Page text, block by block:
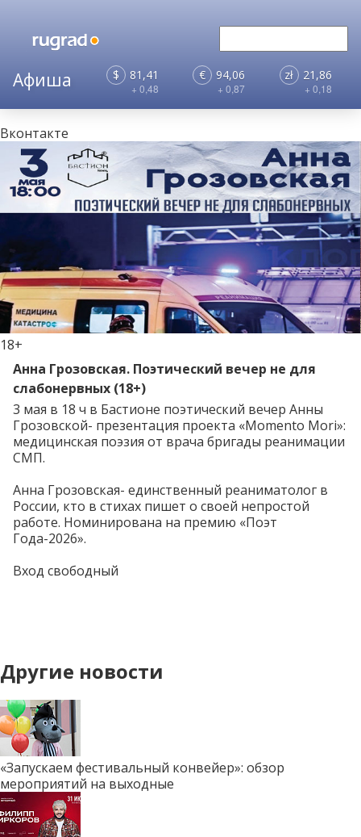
$ 81,41
+ 0,48
€ 94,06
+ 0,87
zł 21,86
+ 0,18
Анна Грозовская. Поэтический вечер не для
слабонервных (18+)
18+
Вконтакте
3 мая в 18 ч в Бастионе поэтический вечер Анны
Грозовской- презентация проекта «Momento Mori»:
медицинская поэзия от врача бригады реанимации
СМП.
Анна Грозовская- единственный реаниматолог в
России, кто в стихах пишет о своей непростой
работе. Номинирована на премию «Поэт
Года-2026».
Вход свободный
Другие новости
«Запускаем фестивальный конвейер»: обзор
мероприятий на выходные